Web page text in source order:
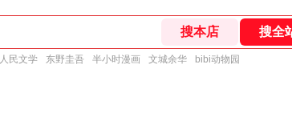
人民文学 东野圭吾 半小时漫画 文城余华 bibi动物园